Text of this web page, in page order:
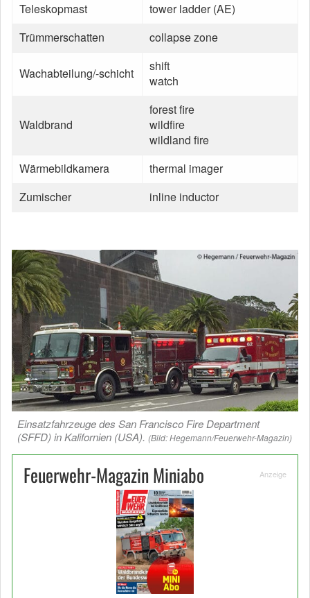
Teleskopmast
tower ladder (AE)
Trümmerschatten
collapse zone
Wachabteilung/-schicht
shift
watch
Waldbrand
forest fire
wildfire
wildland fire
Wärmebildkamera
thermal imager
Zumischer
inline inductor
Einsatzfahrzeuge des San Francisco Fire Department
(SFFD) in Kalifornien (USA). (Bild: Hegemann/Feuerwehr-Magazin)
Feuerwehr-Magazin Miniabo Anzeige